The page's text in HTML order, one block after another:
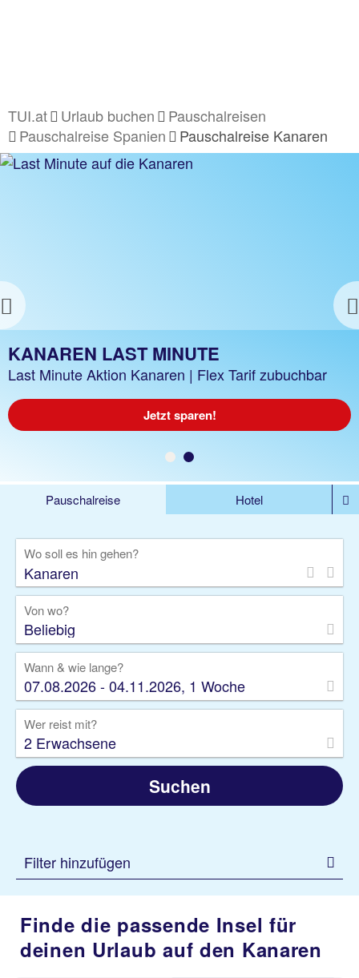
TUI.at Urlaub buchen
Pauschalreisen
Pauschalreise Spanien
Pauschalreise Kanaren
Previous
PAUSCHALREISE KANAREN
z.B. 1 Woche Hotel inkl. Flug
Jetzt buchen!
KANAREN LAST MINUTE
Last Minute Aktion Kanaren | Flex Tarif zubuchbar
Jetzt sparen!
Pauschalreise
Hotel
Rundreise
Kreuzfahrt
Gruppenreise
Camper Privattransfer
Wo soll es hin gehen?
Von wo?
Beliebig
Wann & wie lange?
07.08.2026 - 04.11.2026, 1 Woche
Wer reist mit?
2 Erwachsene
Suchen
Filter hinzufügen
Finde die passende Insel für
deinen Urlaub auf den Kanaren